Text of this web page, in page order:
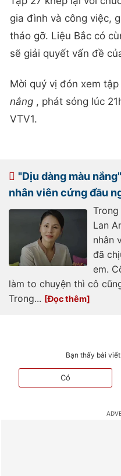
gia đình và công việc,
tháo gỡ. Liệu Bắc có
sẽ giải quyết vấn đề
Mời quý vị đón xem tập
nắng , phát sóng lúc
VTV1.
"Dịu dàng màu
nhân viên cứng đầu
Trong
Lan
nhân
đã
em.
làm to chuyện thì cô
Trong...
Bạn thấy bài
Có